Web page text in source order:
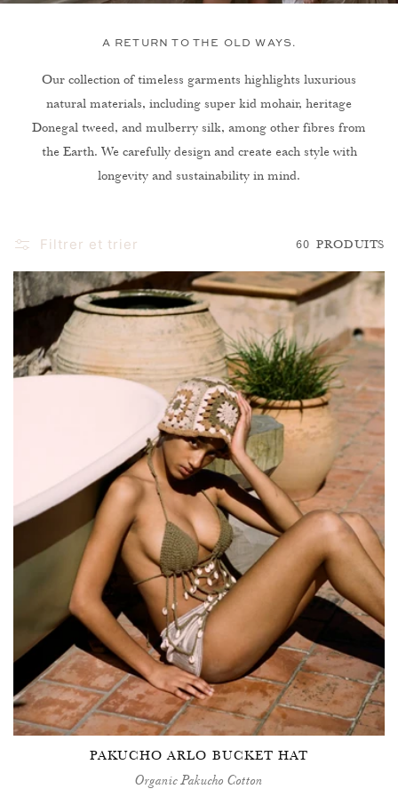
O
:
A RETURN TO THE OLD WAYS.
Our collection of timeless garments highlights luxurious
natural materials, including super kid mohair, heritage
Donegal tweed, and mulberry silk, among other fibres from
the Earth. We carefully design and create each style with
longevity and sustainability in mind.
Filtrer et trier 60 PRODUITS
PAKUCHO ARLO BUCKET HAT
Organic Pakucho Cotton